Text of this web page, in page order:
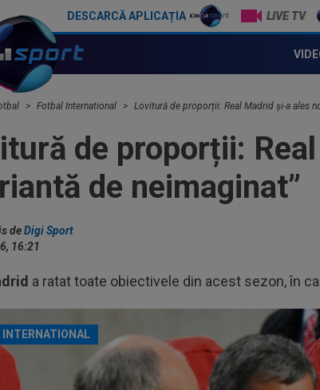
DESCARCĂ APLICAȚIA LIVE TV
Fotbal International Lovitură de proporții: Real Madrid și-a ales
de proporții:
de neimaginat”
deDigi Sport
16:21
a ratat toate obiectivele din acest sezon, în
INTERNATIONAL